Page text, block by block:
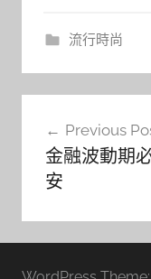
流行時尚
Previous
金融波動期
安